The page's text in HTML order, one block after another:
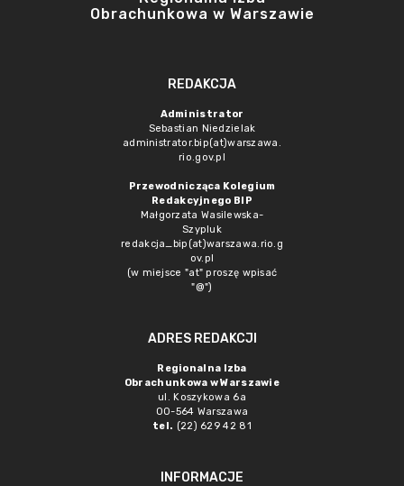
Obrachunkowa w Warszawie
REDAKCJA
Administrator
Sebastian Niedzielak
administrator.bip(at)warszawa.
rio.gov.pl
Przewodnicząca Kolegium
Redakcyjnego BIP
Małgorzata Wasilewska-
Szypluk
redakcja_bip(at)warszawa.rio.g
ov.pl
(w miejsce "at" proszę wpisać
"@")
ADRES REDAKCJI
Regionalna Izba
Obrachunkowa w Warszawie
ul. Koszykowa 6a
00-564 Warszawa
tel. (22) 629 42 81
INFORMACJE